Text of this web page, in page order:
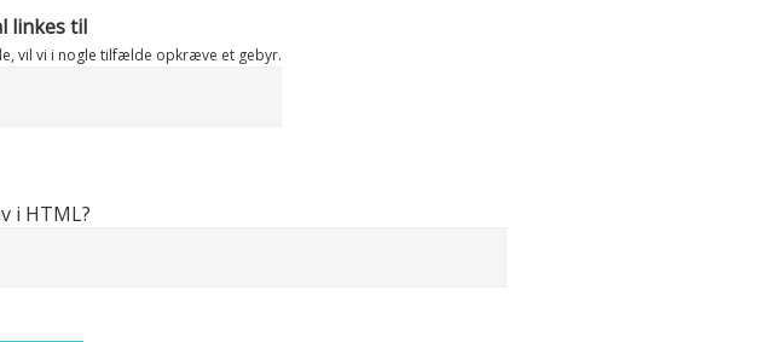
linkes til
vil vi i nogle tilfælde opkræve et gebyr.
i HTML?